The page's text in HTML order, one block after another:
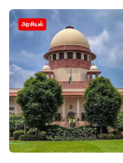
அரசியல்